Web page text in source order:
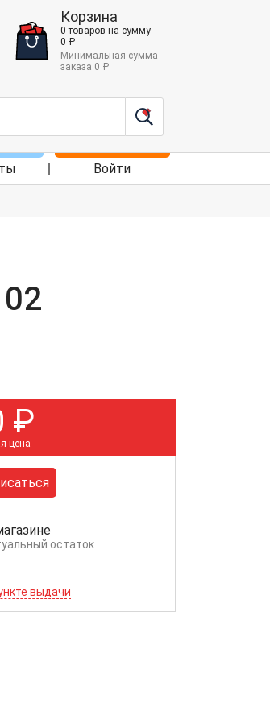
Корзина
0 товаров на сумму
0 ₽
Минимальная сумма
заказа 0 ₽
Войти
₽
цена
остаток
выдачи